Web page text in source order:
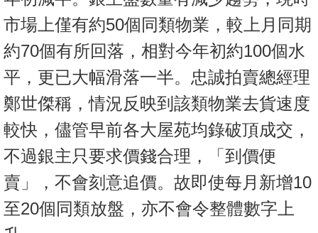
市場上僅有約50個同類物業，較上月同期
約70個有所回落，相對今年初約100個水
平，更已大幅滑落一半。忠誠拍賣總經理
鄭世傑稱，情況反映到該類物業去貨速度
較快，儘管早前各大屋苑均錄破頂成交，
不過銀主只要求價錢合理，「到價便
賣」，不會刻意追價。故即使每月新增10
至20個同類放盤，亦不會令整體數字上